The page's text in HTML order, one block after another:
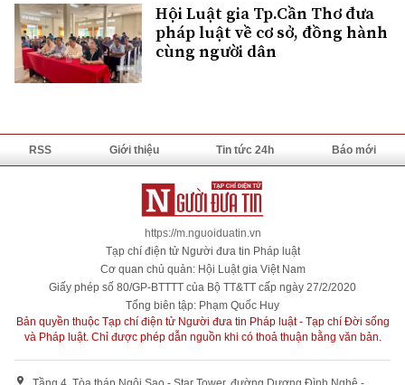
Hội Luật gia Tp.Cần Thơ đưa
pháp luật về cơ sở, đồng hành
cùng người dân
RSS Giới thiệu Tin tức 24h Báo mới
https://m.nguoiduatin.vn
Tạp chí điện tử Người đưa tin Pháp luật
Cơ quan chủ quản: Hội Luật gia Việt Nam
Giấy phép số 80/GP-BTTTT của Bộ TT&TT cấp ngày 27/2/2020
Tổng biên tập: Phạm Quốc Huy
Bản quyền thuộc Tạp chí điện tử Người đưa tin Pháp luật - Tạp chí Đời sống
và Pháp luật. Chỉ được phép dẫn nguồn khi có thoả thuận bằng văn bản.